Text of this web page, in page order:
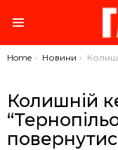
You are here:
Home Новини Колишній керівник
Колишній